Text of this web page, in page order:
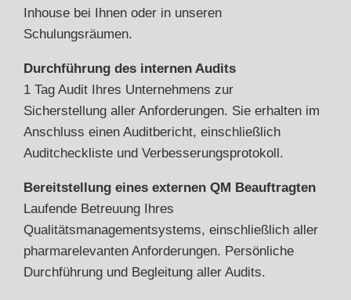
Inhouse bei Ihnen oder in unseren
Schulungsräumen.
Durchführung des internen Audits
1 Tag Audit Ihres Unternehmens zur
Sicherstellung aller Anforderungen. Sie erhalten im
Anschluss einen Auditbericht, einschließlich
Auditcheckliste und Verbesserungsprotokoll.
Bereitstellung eines externen QM Beauftragten
Laufende Betreuung Ihres
Qualitätsmanagementsystems, einschließlich aller
pharmarelevanten Anforderungen. Persönliche
Durchführung und Begleitung aller Audits.